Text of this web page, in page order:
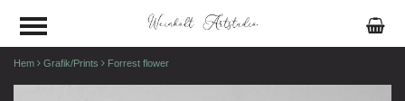
Hem Grafik/Prints Forrest flower